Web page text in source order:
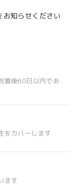
知らせください
着後60日以内であ
をカバーします
ます